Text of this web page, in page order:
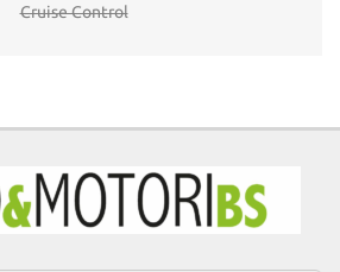
Cruise Control